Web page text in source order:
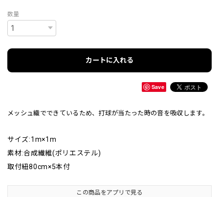
数量
カートに入れる
Save
メッシュ織でできているため、打球が当たった時の音を吸収します。
サイズ:1m×1m
素材:合成繊維(ポリエステル)
取付紐80cm×5本付
この商品をアプリで見る